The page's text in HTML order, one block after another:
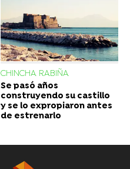
CHINCHA RABIÑA
Se pasó años
construyendo su castillo
y se lo expropiaron antes
de estrenarlo